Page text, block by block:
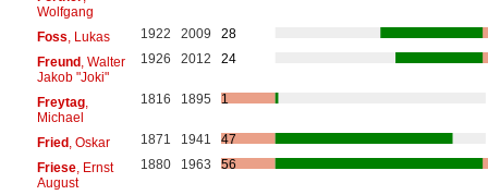
Wolfgang
Foss, Lukas 1922 2009
28
Freund , Walter
Jakob "Joki"
1926 2012 24
Freytag,
Michael
1816 1895 1
Fried , Oskar 1871 1941
47
Friese, Ernst
August
1880 1963 56